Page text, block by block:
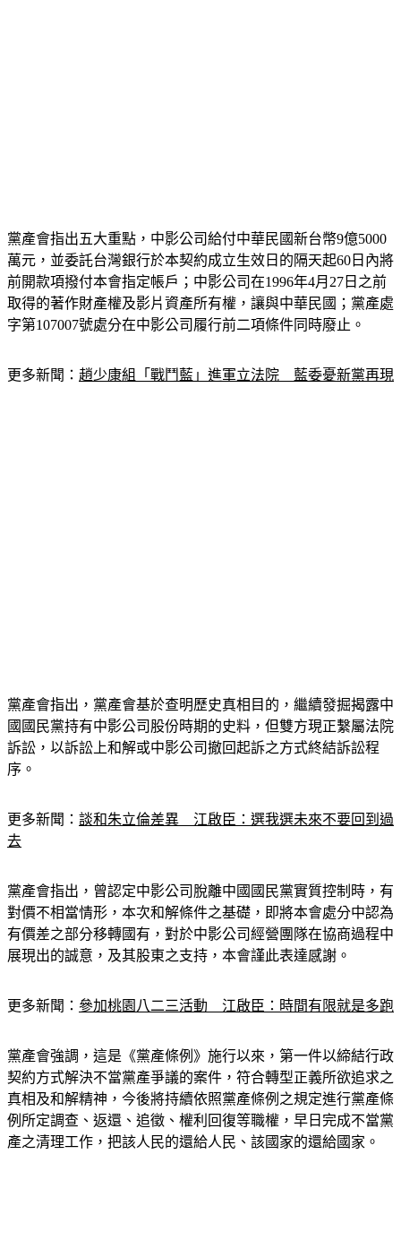
黨產會指出五大重點，中影公司給付中華民國新台幣9億5000
萬元，並委託台灣銀行於本契約成立生效日的隔天起60日內將
前開款項撥付本會指定帳戶；中影公司在1996年4月27日之前
取得的著作財產權及影片資產所有權，讓與中華民國；黨產處
字第107007號處分在中影公司履行前二項條件同時廢止。
更多新聞： 趙少康組「戰鬥藍」進軍立法院　藍委憂新黨再現
黨產會指出，黨產會基於查明歷史真相目的，繼續發掘揭露中
國國民黨持有中影公司股份時期的史料，但雙方現正繫屬法院
訴訟，以訴訟上和解或中影公司撤回起訴之方式終結訴訟程
序。
更多新聞： 談和朱立倫差異　江啟臣：選我選未來不要回到過
去
黨產會指出，曾認定中影公司脫離中國國民黨實質控制時，有
對價不相當情形，本次和解條件之基礎，即將本會處分中認為
有價差之部分移轉國有，對於中影公司經營團隊在協商過程中
展現出的誠意，及其股東之支持，本會謹此表達感謝。
更多新聞： 參加桃園八二三活動　江啟臣：時間有限就是多跑
黨產會強調，這是《黨產條例》施行以來，第一件以締結行政
契約方式解決不當黨產爭議的案件，符合轉型正義所欲追求之
真相及和解精神，今後將持續依照黨產條例之規定進行黨產條
例所定調查、返還、追徵、權利回復等職權，早日完成不當黨
產之清理工作，把該人民的還給人民、該國家的還給國家。